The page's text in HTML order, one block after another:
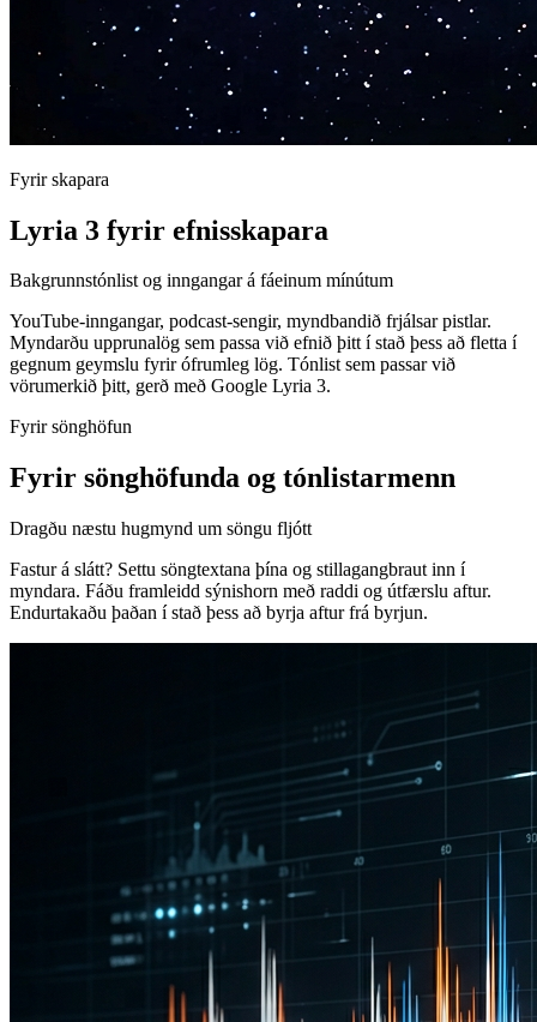
Fyrir skapara
Lyria 3 fyrir efnisskapara
Bakgrunnstónlist og inngangar á fáeinum mínútum
YouTube-inngangar, podcast-sengir, myndbandið frjálsar pistlar.
Myndarðu upprunalög sem passa við efnið þitt í stað þess að fletta í
gegnum geymslu fyrir ófrumleg lög. Tónlist sem passar við
vörumerkið þitt, gerð með Google Lyria 3.
Fyrir sönghöfun
Fyrir sönghöfunda og tónlistarmenn
Dragðu næstu hugmynd um söngu fljótt
Fastur á slátt? Settu söngtextana þína og stillagangbraut inn í
myndara. Fáðu framleidd sýnishorn með raddi og útfærslu aftur.
Endurtakaðu þaðan í stað þess að byrja aftur frá byrjun.